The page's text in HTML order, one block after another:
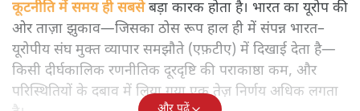
कूटनीति में समय ही सबसेबड़ा कारक होता है। भारत का यूरोप की
ओर ताज़ा झुकाव—जिसका ठोस रूप हाल ही में संपन्न भारत–
यूरोपीय संघ मुक्त व्यापार समझौते (एफ़टीए) में दिखाई देता है—
किसी दीर्घकालिक रणनीतिक दूरदृष्टि की पराकाष्ठा कम, और
परिस्थितियों के दबाव में लिया गया एक तेज़ निर्णय अधिक लगता